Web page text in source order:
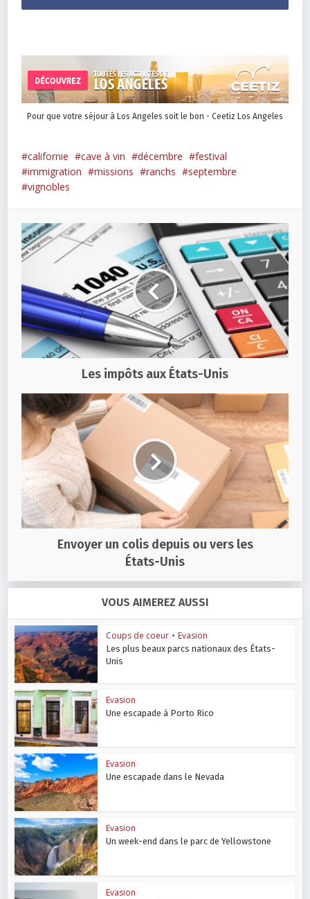
Pour que votre séjour à Los Angeles soit le bon - Ceetiz Los Angeles
californie cave à vin décembre
festival
immigration
missions ranchs
septembre
vignobles
Les impôts aux États-Unis
Envoyer un colis depuis ou vers les
États-Unis
VOUS AIMEREZ AUSSI
Coups de coeur • Evasion
Les plus beaux parcs nationaux des États-
Unis
Evasion
Une escapade à Porto Rico
Evasion
Une escapade dans le Nevada
Evasion
Un week-end dans le parc de Yellowstone
Evasion